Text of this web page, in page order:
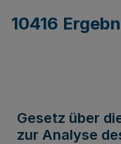
10416
Gesetz über
zur Analyse